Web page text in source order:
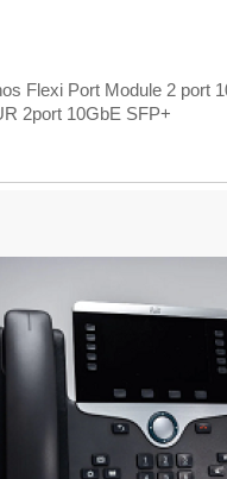
Flexi Port Module 2 port
2port 10GbE SFP+